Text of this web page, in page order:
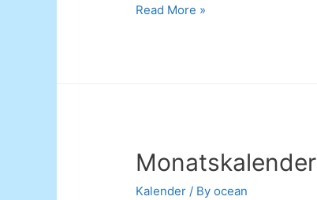
Kalender
Read More »
Monatskalender
Kalender / Byocean